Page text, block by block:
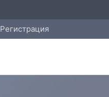
Регистрация